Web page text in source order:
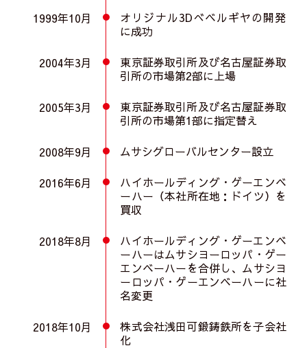
1999年10月
オリジナル3Dべベルギヤの開発
に成功
2004年3月
東京証券取引所及び名古屋証券取
引所の市場第2部に上場
2005年3月
東京証券取引所及び名古屋証券取
引所の市場第1部に指定替え
2008年9月 ムサシグローバルセンター設立
2016年6月
ハイホールディング・ゲーエンベ
ーハー（本社所在地：ドイツ）を
買収
2018年8月
ハイホールディング・ゲーエンベ
ーハーはムサシヨーロッパ・ゲー
エンベーハーを合併し、 ムサシヨ
ーロッパ・ゲーエンベーハーに社
名変更
2018年10月
株式会社浅田可鍛鋳鉄所を子会社
化